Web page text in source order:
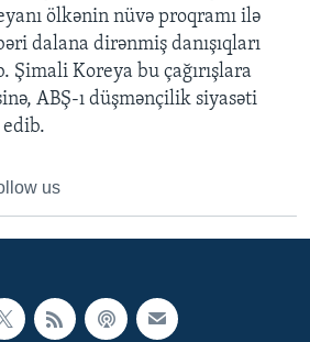
ölkənin nüvə proqramı ilə
dalana dirənmiş danışıqları
Şimali Koreya bu çağırışlara
ABŞ-ı düşmənçilik siyasəti
us